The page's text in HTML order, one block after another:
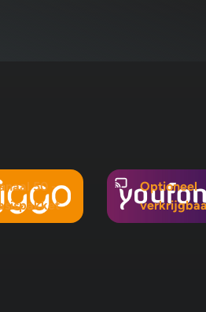
50 -
Optioneel
in Mix 5,